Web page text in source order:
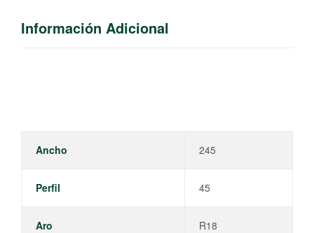
Información Adicional
Ancho 245
Perfil 45
Aro R18